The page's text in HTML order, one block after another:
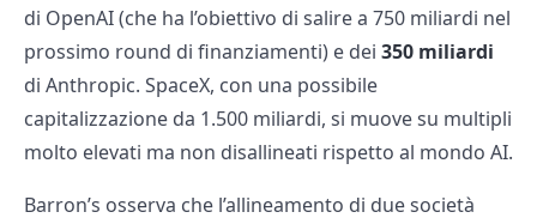
di OpenAI (che ha l’obiettivo di salire a 750 miliardi nel
prossimo round di finanziamenti) e dei 350 miliardi
di Anthropic. SpaceX, con una possibile
capitalizzazione da 1.500 miliardi, si muove su multipli
molto elevati ma non disallineati rispetto al mondo AI.
Barron’s osserva che l’allineamento di due società